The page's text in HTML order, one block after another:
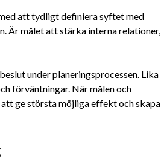
att tydligt definiera syftet med
Är målet att stärka interna relationer,
under planeringsprocessen. Lika
förväntningar. När målen och
ge största möjliga effekt och skapa